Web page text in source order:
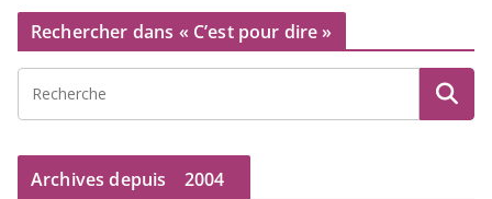
Rechercher dans « C’est pour dire »
Archives depuis 2004